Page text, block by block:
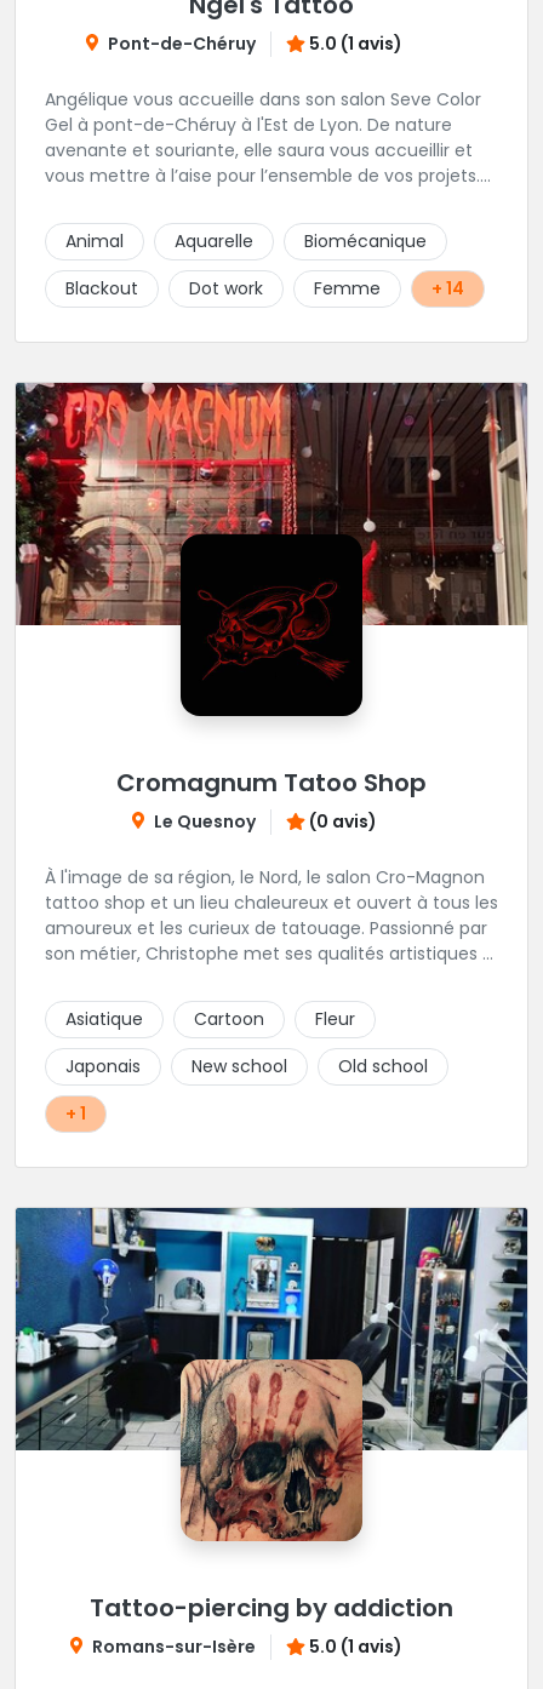
Pont-de-Chéruy 5.0 (1 avis)
Angélique vous accueille dans son salon Seve Color
Gel à pont-de-Chéruy à l'Est de Lyon. De nature
avenante et souriante, elle saura vous accueillir et
vous mettre à l’aise pour l’ensemble de vos projets.
tatouages allant des calligraphies, motifs floraux au
réalisme.
Animal Aquarelle
Biomécanique
Blackout
Dot work Femme + 14
Cromagnum Tatoo Shop
Le Quesnoy (0 avis)
À l'image de sa région, le Nord, le salon Cro-Magnon
tattoo shop et un lieu chaleureux et ouvert à tous les
amoureux et les curieux de tatouage. Passionné par
son métier, Christophe met ses qualités artistiques à
Asiatique
Cartoon
Fleur
Japonais
New school
Old school
+ 1
Tattoo-piercing by addiction
Romans-sur-Isère 5.0 (1 avis)